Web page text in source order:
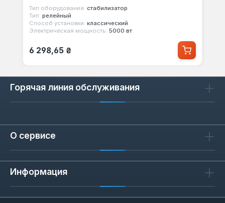
Тип оборудования: стабилизатор
Тип: релейный
Способ установки: классический
Электрическая мощность: 5000 вт
Обычная цена:
6 298,65 ₴
Горячая линия обслуживания
О сервисе
Информация